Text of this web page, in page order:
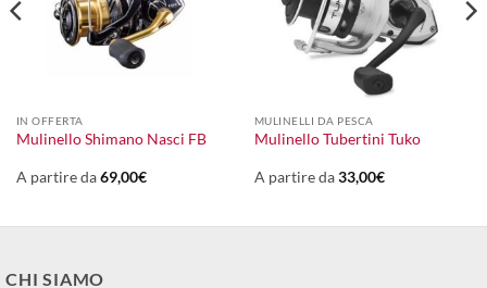
IN OFFERTA
Mulinello Shimano Nasci FB
A partire da69,00€
MULINELLI DA PESCA
Mulinello Tubertini Tuko
A partire da33,00€
CHI SIAMO